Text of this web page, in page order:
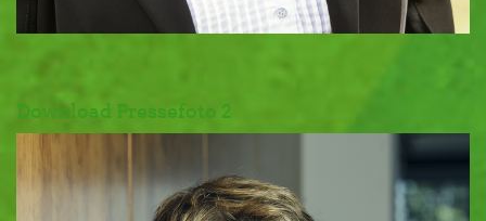
Download Pressefoto 2